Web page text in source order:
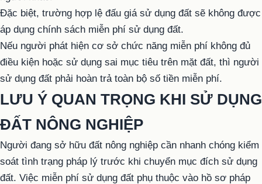
Đặc biệt, trường hợp lệ đấu giá sử dụng đất sẽ không được
áp dụng chính sách miễn phí sử dụng đất.
Nếu người phát hiện cơ sở chức năng miễn phí không đủ
điều kiện hoặc sử dụng sai mục tiêu trên mặt đất, thì người
sử dụng đất phải hoàn trả toàn bộ số tiền miễn phí.
LƯU Ý QUAN TRỌNG KHI SỬ DỤNG
ĐẤT NÔNG NGHIỆP
Người đang sở hữu đất nông nghiệp cần nhanh chóng kiểm
soát tình trạng pháp lý trước khi chuyển mục đích sử dụng
đất. Việc miễn phí sử dụng đất phụ thuộc vào hồ sơ pháp